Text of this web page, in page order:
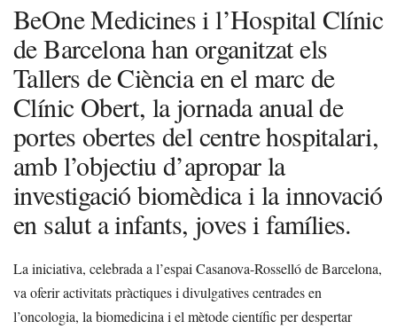
BeOne Medicines i l’Hospital Clínic
de Barcelona han organitzat els
Tallers de Ciència en el marc de
Clínic Obert, la jornada anual de
portes obertes del centre hospitalari,
amb l’objectiu d’apropar la
investigació biomèdica i la innovació
en salut a infants, joves i famílies.
La iniciativa, celebrada a l’espai Casanova-Rosselló de Barcelona,
va oferir activitats pràctiques i divulgatives centrades en
l’oncologia, la biomedicina i el mètode científic per despertar